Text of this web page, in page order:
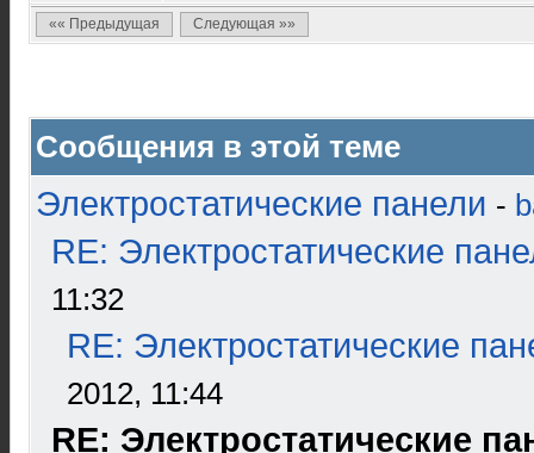
«« Предыдущая Следующая »»
Сообщения в этой теме
Электростатические панели -
RE: Электростатические
11:32
RE: Электростатические
2012, 11:44
RE: Электростатические